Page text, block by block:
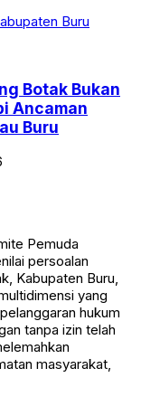
Botak Bukan
Ancaman
Buru
Pemuda
persoalan
Kabupaten Buru,
yang
hukum
tanpa izin telah
masyarakat,